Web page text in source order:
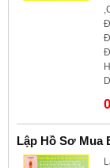
Lập Hồ Sơ Mua